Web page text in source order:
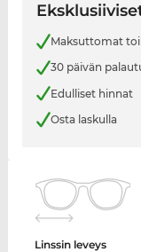
Maksuttomat
30 päivän
Edulliset hinnat
Osta laskulla
Linssin leveys